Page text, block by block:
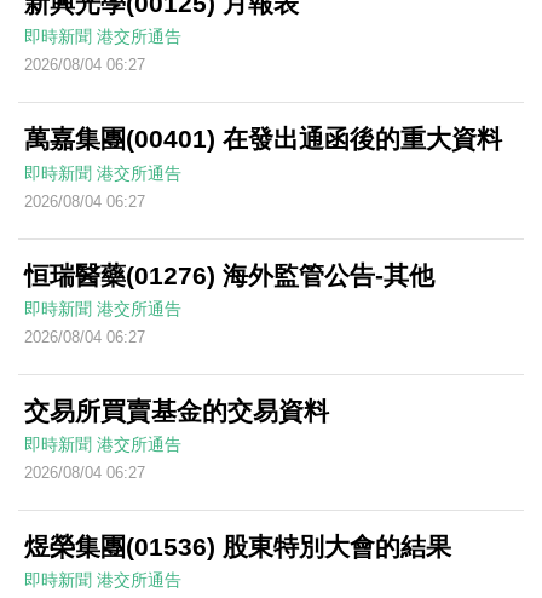
即時新聞 港交所通告
2026/08/04 06:27
萬嘉集團(00401) 在發出通函後的重大資料
即時新聞 港交所通告
2026/08/04 06:27
恒瑞醫藥(01276) 海外監管公告-其他
即時新聞 港交所通告
2026/08/04 06:27
交易所買賣基金的交易資料
即時新聞 港交所通告
2026/08/04 06:27
煜榮集團(01536) 股東特別大會的結果
即時新聞 港交所通告